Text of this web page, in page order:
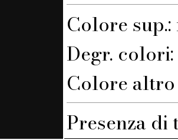
Colore
Degr.
Colore altro
Presenza